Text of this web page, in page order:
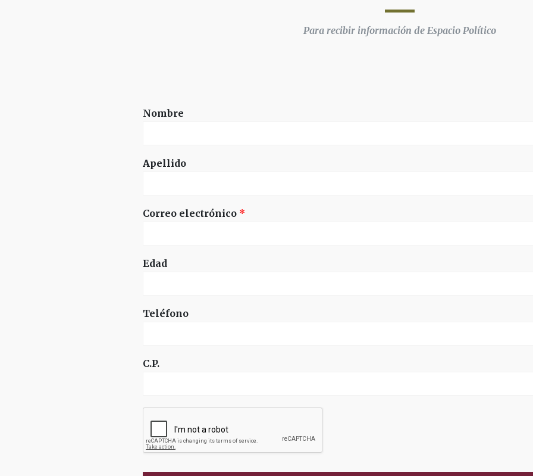
Para recibir información de Espacio Político
Nombre
Apellido
Correo electrónico *
Edad
Teléfono
C.P.